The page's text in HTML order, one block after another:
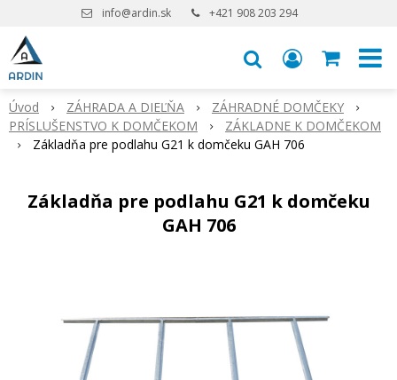
info@ardin.sk +421 908 203 294
Úvod ZÁHRADA A DIEĽŇA
ZÁHRADNÉ DOMČEKY
PRÍSLUŠENSTVO K DOMČEKOM
ZÁKLADNE K DOMČEKOM
Základňa pre podlahu G21 k domčeku GAH 706
Základňa pre podlahu G21 k domčeku
GAH 706